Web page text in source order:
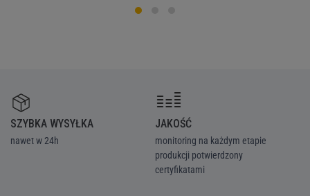
SZYBKA WYSYŁKA
nawet w 24h
JAKOŚĆ
monitoring na każdym etapie
produkcji potwierdzony
certyfikatami